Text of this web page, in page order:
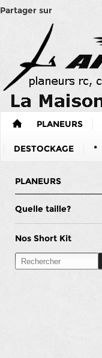
Partager sur
PLANEURS
DESTOCKAGE *
PLANEURS
Quelle taille?
Nos Short Kit